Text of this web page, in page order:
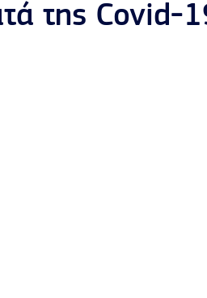
της Covid-